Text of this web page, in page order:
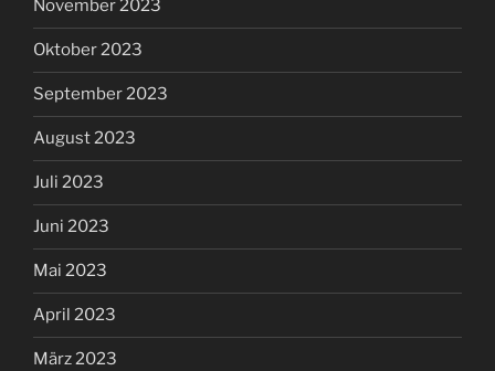
November 2023
Oktober 2023
September 2023
August 2023
Juli 2023
Juni 2023
Mai 2023
April 2023
März 2023